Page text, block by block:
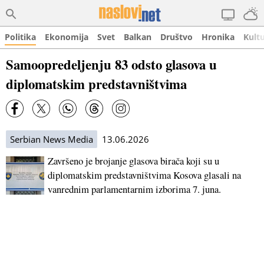
Politika Ekonomija Svet Balkan Društvo Hronika
Samoopredeljenju 83 odsto glasova u
diplomatskim predstavništvima
Serbian News Media 13.06.2026
Završeno je brojanje glasova birača koji su u
diplomatskim predstavništvima Kosova glasali na
vanrednim parlamentarnim izborima 7. juna.